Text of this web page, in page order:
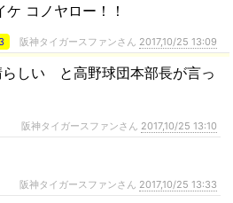
コノヤロー！！
阪神タイガースファンさん 2017,10/25 13:09
らしい と高野球団本部長が言っ
阪神タイガースファンさん 2017,10/25 13:10
阪神タイガースファンさん 2017,10/25 13:33